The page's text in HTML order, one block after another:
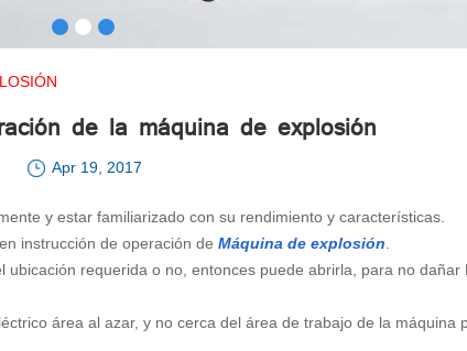
de la máquina de explosión
Apr 19, 2017
y estar familiarizado con su rendimiento y características.
instrucción de operación de Máquina de explosión
requerida o no, entonces puede abrirla, para no dañar
área al azar, y no cerca del área de trabajo de la máquina